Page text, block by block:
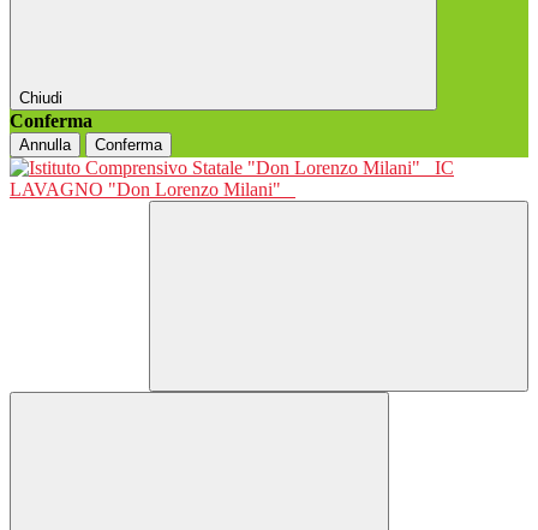
Chiudi
Conferma
Annulla Conferma
IC
LAVAGNO "Don Lorenzo Milani"